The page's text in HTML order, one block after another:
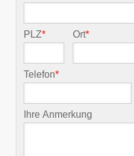
PLZ* Ort*
Telefon*
Ihre Anmerkung